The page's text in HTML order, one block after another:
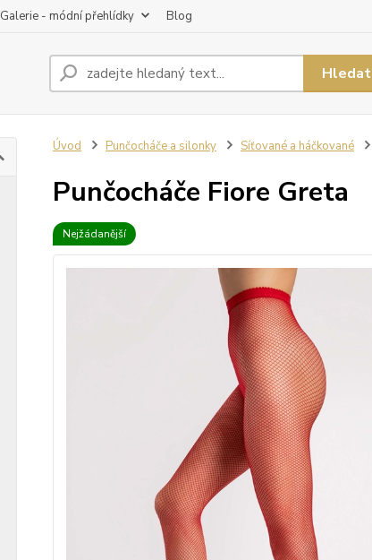
Galerie - módní přehlídky Blog
Hledat
Úvod Punčocháče a silonky Síťované a háčkované
Punčocháče Fiore Greta
Nejžádanější